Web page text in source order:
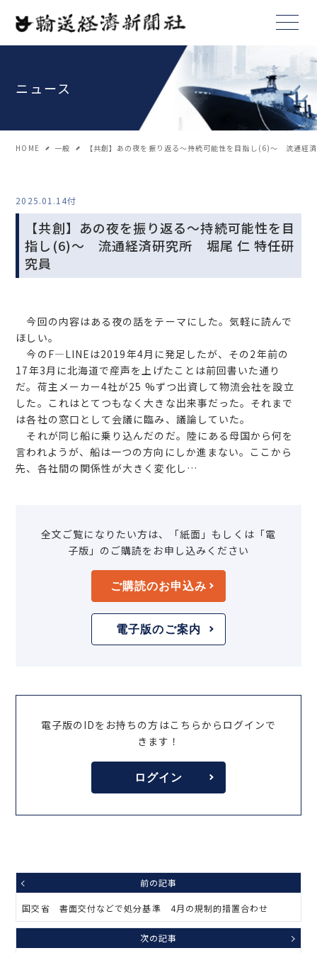
ニュース
HOME 一般 【共創】あの夜を振り返る～持続可能性を目指し(6)～ 流通経
2025.01.14付
【共創】あの夜を振り返る～持続可能性を目
指し(6)～ 流通経済研究所 堀尾 仁 特任研
究員
今回の内容はある夜の話をテーマにした。気軽に読んで
ほしい。
今のF―LINEは2019年4月に発足したが、その2年前の
17年3月に北海道で産声を上げたことは前回書いた通り
だ。荷主メーカー4社が25 %ずつ出資して物流会社を設立
した。これはとてつもなく大きな出来事だった。それまで
は各社の窓口として会議に臨み、議論していた。
それが同じ船に乗り込んだのだ。陸にある母国から何を
言われようが、船は一つの方向にしか進まない。ここから
先、各社間の関係性が大きく変化し…
全文ご覧になりたい方は、「紙面」もしくは「電
子版」のご購読をお申し込みください
ご購読のお申込み
電子版のご案内
電子版のIDをお持ちの方はこちらからログインで
きます！
ログイン
前の記事
国交省 書面交付などで処分基準 4月の規制的措置合わせ
次の記事